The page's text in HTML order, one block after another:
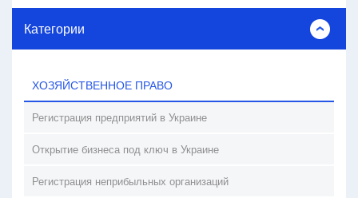
Категории
ХОЗЯЙСТВЕННОЕ ПРАВО
Регистрация предприятий в Украине
Открытие бизнеса под ключ в Украине
Регистрация неприбыльных организаций